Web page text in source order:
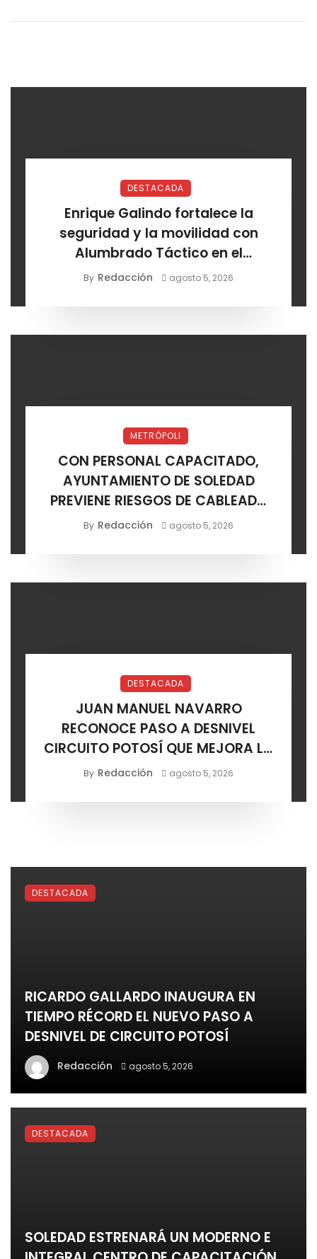
DESTACADA
Enrique Galindo fortalece la
seguridad y la movilidad con
Alumbrado Táctico en el
Corredor Lomas
By Redacción agosto 5, 2026
METRÓPOLI
CON PERSONAL CAPACITADO,
AYUNTAMIENTO DE SOLEDAD
PREVIENE RIESGOS DE CABLEADO
ELÉCTRICO
By Redacción agosto 5, 2026
DESTACADA
JUAN MANUEL NAVARRO
RECONOCE PASO A DESNIVEL
CIRCUITO POTOSÍ QUE MEJORA LA
MOVILIDAD METROPOLITANA
By Redacción agosto 5, 2026
RICARDO GALLARDO INAUGURA EN
TIEMPO RÉCORD EL NUEVO PASO A
DESNIVEL DE CIRCUITO POTOSÍ
Redacción agosto 5, 2026
DESTACADA
SOLEDAD ESTRENARÁ UN MODERNO E
DESTACADA